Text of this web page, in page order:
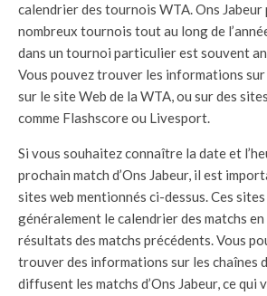
calendrier des tournois WTA. Ons Jabeur
nombreux tournois tout au long de
dans un tournoi particulier est souvent
Vous pouvez trouver les informations
sur le site Web de la WTA, ou sur des
comme Flashscore ou Livesport.
Si vous souhaitez connaître la date et
prochain match d’Ons Jabeur, il est
sites web mentionnés ci-dessus. Ces
généralement le calendrier des matchs
résultats des matchs précédents. Vous
trouver des informations sur les chaînes
diffusent les matchs d’Ons Jabeur, ce qui